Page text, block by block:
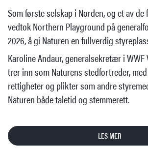
Som første selskap i Norden, og et av
vedtok Northern Playground på
2026, å gi Naturen en fullverdig
Karoline Andaur, generalsekretær i
trer inn som Naturens stedfortreder,
rettigheter og plikter som andre
Naturen både taletid og stemmerett.
LES MER